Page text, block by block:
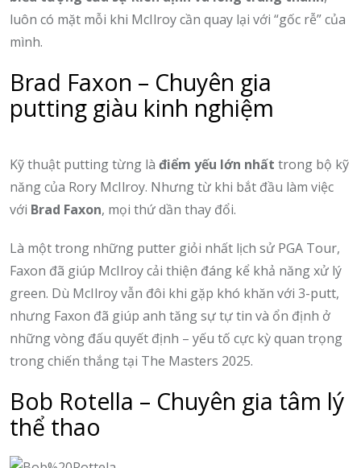
luôn có mặt mỗi khi McIlroy cần quay lại với “gốc rễ” của
mình.
Brad Faxon – Chuyên gia
putting giàu kinh nghiệm
Kỹ thuật putting từng là điểm yếu lớn nhất trong bộ kỹ
năng của Rory McIlroy. Nhưng từ khi bắt đầu làm việc
với Brad Faxon, mọi thứ dần thay đổi.
Là một trong những putter giỏi nhất lịch sử PGA Tour,
Faxon đã giúp McIlroy cải thiện đáng kể khả năng xử lý
green. Dù McIlroy vẫn đôi khi gặp khó khăn với 3-putt,
nhưng Faxon đã giúp anh tăng sự tự tin và ổn định ở
những vòng đấu quyết định – yếu tố cực kỳ quan trọng
trong chiến thắng tại The Masters 2025.
Bob Rotella – Chuyên gia tâm lý
thể thao